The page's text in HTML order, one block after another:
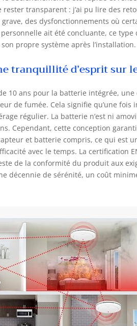
transparent : j’ai pu lire des
des dysfonctionnements où
ait été concluante, ce
propre système après l’installation.
tranquillité d’esprit sur
10 ans pour la batterie intégrée,
de fumée. Cela signifie qu’une fois
régulier. La batterie n’est ni
Cependant, cette conception
et batterie compris, ce qui est
avec le temps. La certification
de la conformité du produit aux
décennie de sérénité, un coût